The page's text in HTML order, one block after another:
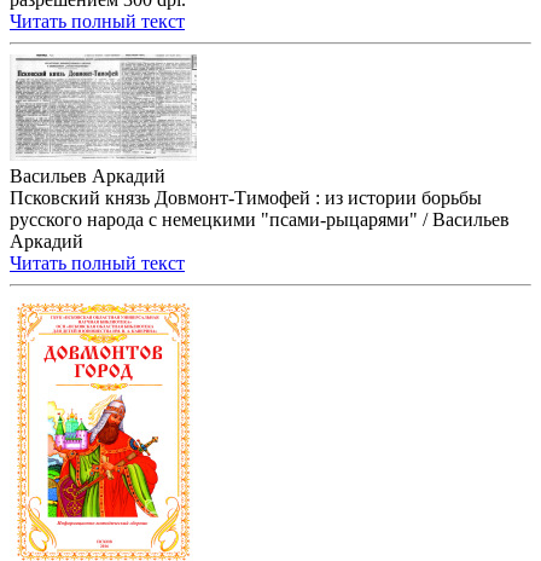
Читать полный текст
Васильев Аркадий
Псковский князь Довмонт-Тимофей : из истории борьбы
русского народа с немецкими "псами-рыцарями" / Васильев
Аркадий
Читать полный текст